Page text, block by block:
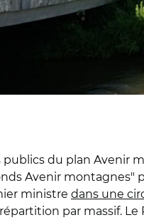
du plan Avenir
Avenir montagnes"
ministre dans une
par massif.